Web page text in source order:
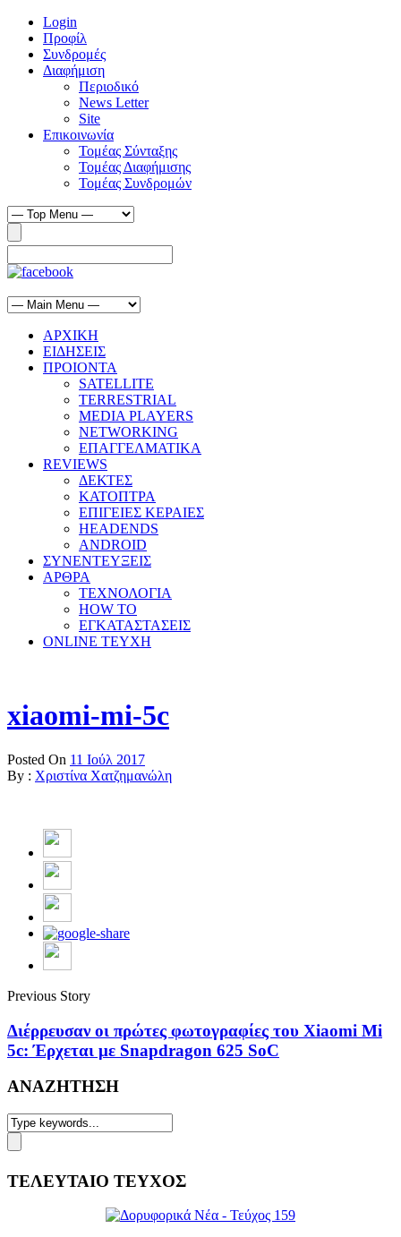
Login
Προφίλ
Συνδρομές
Διαφήμιση
Περιοδικό
News Letter
Site
Επικοινωνία
Τομέας Σύνταξης
Τομέας Διαφήμισης
Τομέας Συνδρομών
ΑΡΧΙΚΗ
ΕΙΔΗΣΕΙΣ
ΠΡΟΙΟΝΤΑ
SATELLITE
TERRESTRIAL
MEDIA PLAYERS
NETWORKING
ΕΠΑΓΓΕΛΜΑΤΙΚΑ
REVIEWS
ΔΕΚΤΕΣ
ΚΑΤΟΠΤΡΑ
ΕΠΙΓΕΙΕΣ ΚΕΡΑΙΕΣ
HEADENDS
ANDROID
ΣΥΝΕΝΤΕΥΞΕΙΣ
ΑΡΘΡΑ
ΤΕΧΝΟΛΟΓΙΑ
HOW TO
ΕΓΚΑΤΑΣΤΑΣΕΙΣ
ONLINE TEYXH
xiaomi-mi-5c
Posted On 11 Ιούλ 2017
By : Χριστίνα Χατζημανώλη
Previous Story
Διέρρευσαν οι πρώτες φωτογραφίες του Xiaomi Mi
5c: Έρχεται με Snapdragon 625 SoC
ΑΝΑΖΗΤΗΣΗ
ΤΕΛΕΥΤΑΙΟ ΤΕΥΧΟΣ